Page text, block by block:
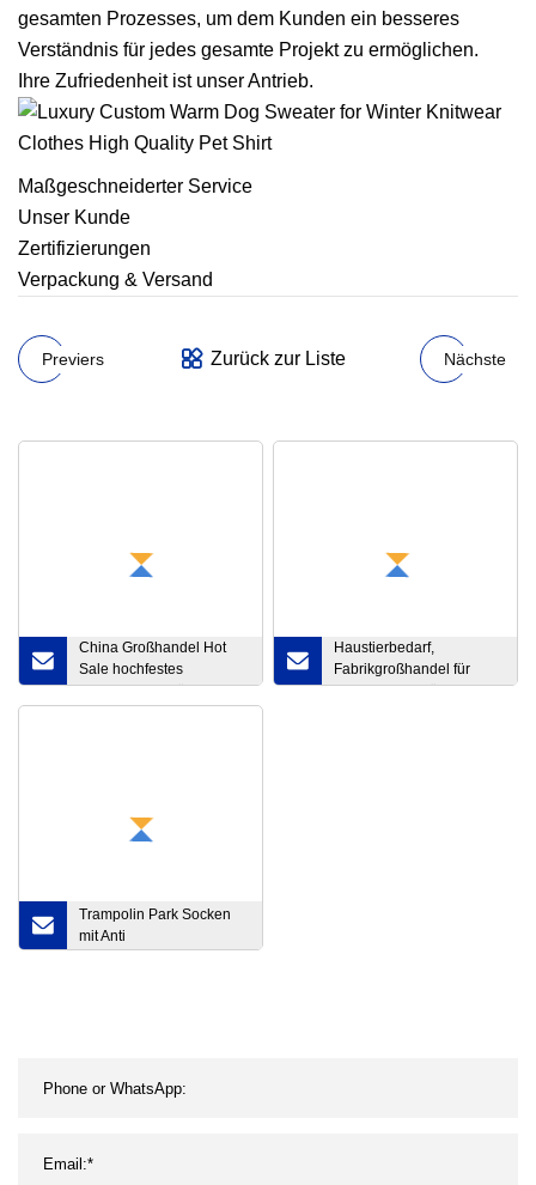
gesamten Prozesses, um dem Kunden ein besseres
Verständnis für jedes gesamte Projekt zu ermöglichen.
Ihre Zufriedenheit ist unser Antrieb.
Maßgeschneiderter Service
Unser Kunde
Zertifizierungen
Verpackung & Versand
Previers Zurück zur Liste Nächste
China Großhandel Hot
Sale hochfestes
Polyestergarn für
Haustierbedarf,
Fabrikgroßhandel für
Haustierzubehör,
Trampolin Park Socken
mit Anti